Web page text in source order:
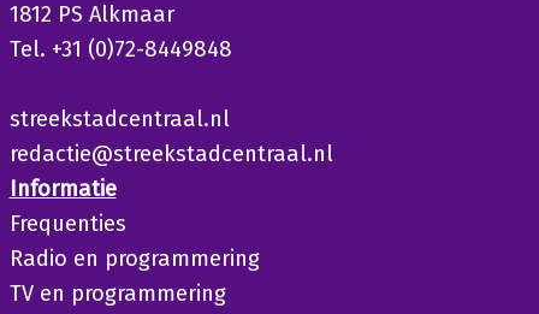
1812 PS Alkmaar
Tel. +31 (0)72-8449848
streekstadcentraal.nl
redactie@streekstadcentraal.nl
Informatie
Frequenties
Radio en programmering
TV en programmering